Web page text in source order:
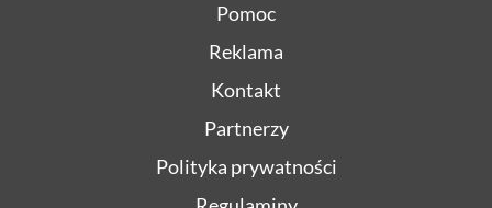
Pomoc
Reklama
Kontakt
Partnerzy
Polityka prywatności